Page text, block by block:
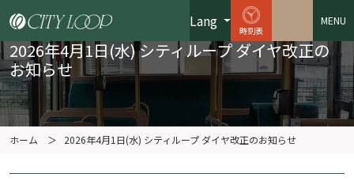
Lang
時刻表
MENU
2026年4月1日(水) シティループ ダイヤ改正の
お知らせ
ホーム ＞ 2026年4月1日(水) シティループ ダイヤ改正のお知らせ